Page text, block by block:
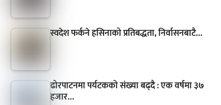
स्वदेश फर्कने हसिनाको प्रतिबद्धता, निर्वासनबाटै…
ढोरपाटनमा पर्यटकको संख्या बढ्दै : एक वर्षमा ३७
हजार…